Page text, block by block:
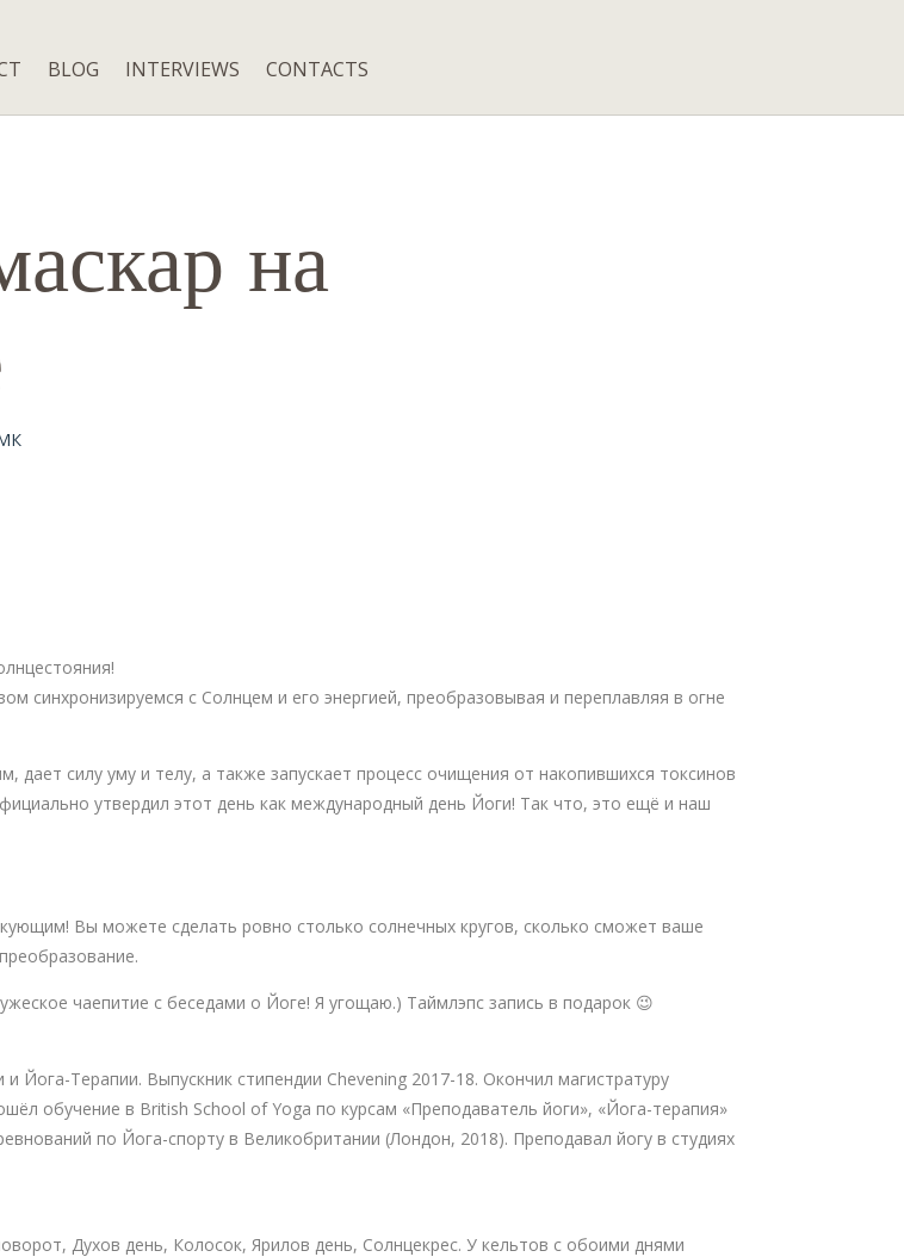
BLOG INTERVIEWS CONTACTS
на
синхронизируемся с Солнцем и его энергией, преобразовывая и переплавляя в огне
дает силу уму и телу, а также запускает процесс очищения от накопившихся токсинов
утвердил этот день как международный день Йоги! Так что, это ещё и наш
Вы можете сделать ровно столько солнечных кругов, сколько сможет ваше
чаепитие с беседами о Йоге! Я угощаю.) Таймлэпс запись в подарок 😉
Йога-Терапии. Выпускник стипендии Chevening 2017-18. Окончил магистратуру
обучение в British School of Yoga по курсам «Преподаватель йоги», «Йога-терапия»
по Йога-спорту в Великобритании (Лондон, 2018). Преподавал йогу в студиях
Духов день, Колосок, Ярилов день, Солнцекрес. У кельтов с обоими днями